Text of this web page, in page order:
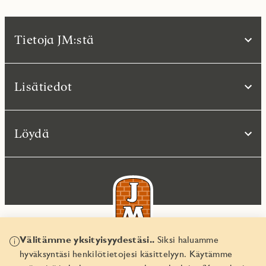
Välitämme yksityisyydestäsi.. Siksi haluamme
hyväksyntäsi henkilötietojesi käsittelyyn. Käytämme
Tietoja JM:stä
Lisätiedot
Löydä
© JM Suomi OY 2026